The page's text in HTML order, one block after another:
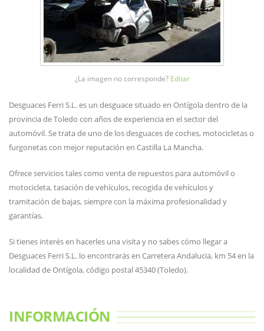
¿La imagen no corresponde? Editar
Desguaces Ferri S.L. es un desguace situado en Ontígola dentro de la
provincia de Toledo con años de experiencia en el sector del
automóvil. Se trata de uno de los desguaces de coches, motocicletas o
furgonetas con mejor reputación en Castilla La Mancha.
Ofrece servicios tales como venta de repuestos para automóvil o
motocicleta, tasación de vehículos, recogida de vehículos y
tramitación de bajas, siempre con la máxima profesionalidad y
garantías.
Si tienes interés en hacerles una visita y no sabes cómo llegar a
Desguaces Ferri S.L. lo encontrarás en Carretera Andalucia, km 54 en la
localidad de Ontígola, código postal 45340 (Toledo).
INFORMACIÓN